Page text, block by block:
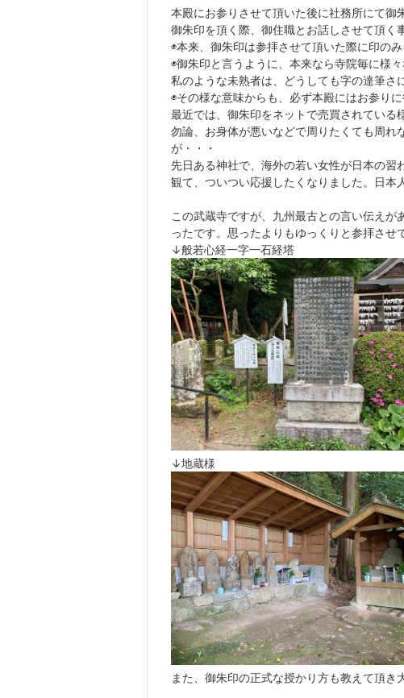
本殿にお参りさせて頂いた後に社務所にて御
御朱印を頂く際、御住職とお話しさせて頂く
◉本来、御朱印は参拝させて頂いた際に印の
◉御朱印と言うように、本来なら寺院毎に様
私のような未熟者は、どうしても字の達筆さ
◉その様な意味からも、必ず本殿にはお参り
最近では、御朱印をネットで売買されている
勿論、お身体が悪いなどで周りたくても周れ
が・・・
先日ある神社で、海外の若い女性が日本の習
観て、ついつい応援したくなりました。日本
この武蔵寺ですが、九州最古との言い伝え
ったです。思ったよりもゆっくりと参拝させ
↓般若心経一字一石経塔
↓地蔵様
また、御朱印の正式な授かり方も教えて頂き